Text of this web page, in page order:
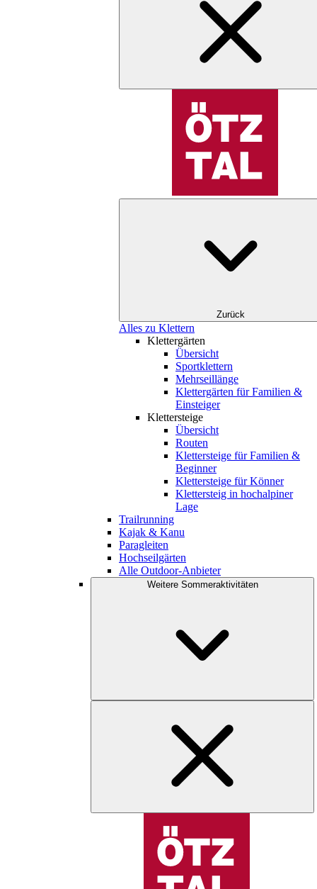
Zurück
Alles zu Klettern
Klettergärten
Übersicht
Sportklettern
Mehrseillänge
Klettergärten für Familien &
Einsteiger
Klettersteige
Übersicht
Routen
Klettersteige für Familien &
Beginner
Klettersteige für Könner
Klettersteig in hochalpiner
Lage
Trailrunning
Kajak & Kanu
Paragleiten
Hochseilgärten
Alle Outdoor-Anbieter
Weitere Sommeraktivitäten